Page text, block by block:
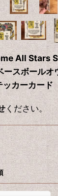
All Stars
スボールオ
カーカー
ください。